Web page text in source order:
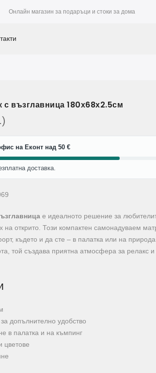
Онлайн магазин за подаръци и стоки за дома
възглавница 180х68х2.5см
)
на Еконт над 50 €
доставка.
е идеалното решение за
на открито. Този компактен самонадуваем
където и да сте – в палатка или на
той създава приятна атмосфера за релакс
допълнително удобство
в палатка и на къмпинг
цветове